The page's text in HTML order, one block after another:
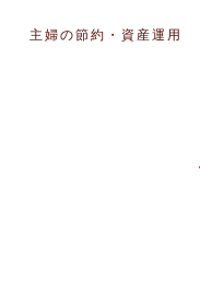
主婦の節約・資産運用